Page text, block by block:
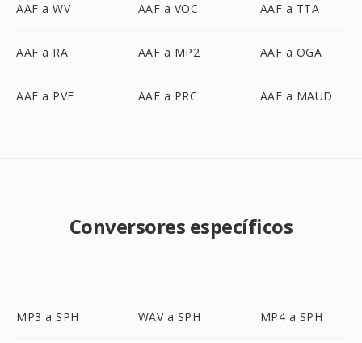
AAF a WV AAF a VOC AAF a TTA
AAF a RA AAF a MP2 AAF a OGA
AAF a PVF AAF a PRC AAF a MAUD
Conversores específicos
MP3 a SPH WAV a SPH MP4 a SPH